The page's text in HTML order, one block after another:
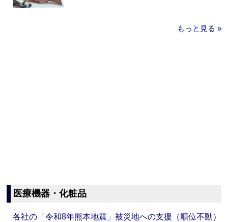
もっと見る »
医療機器・化粧品
各社の「令和8年熊本地震」被災地への支援（順位不動）